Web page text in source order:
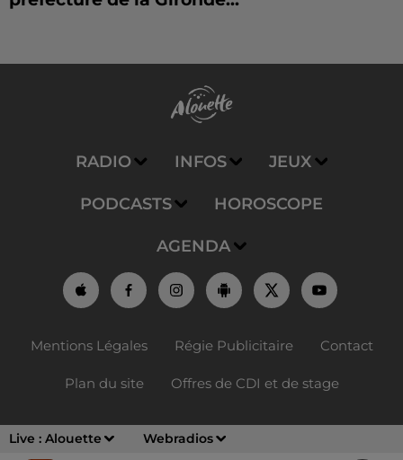
Live : Alouette Webradios
RADIO INFOS JEUX
PODCASTS HOROSCOPE
AGENDA
Mentions Légales Régie Publicitaire Contact
Plan du site Offres de CDI et de stage